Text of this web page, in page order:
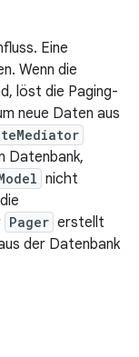
Eine
Wenn die
löst die Paging-
neue Daten aus
Datenbank,
nicht
Pager erstellt
der Datenbank